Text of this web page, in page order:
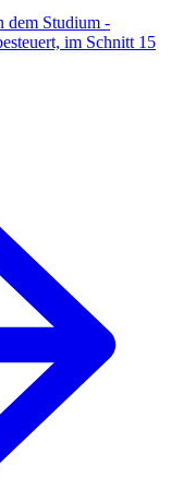
dem Studium -
im Schnitt 15